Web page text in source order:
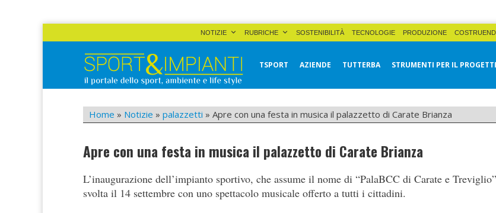
NOTIZIE RUBRICHE SOSTENIBILITÀ TECNOLOGIE PRODUZIONE
Sport&Impianti
TSPORT AZIENDE TUTTERBA STRUMENTI PER IL
Home » Notizie » palazzetti » Apre con una festa in musica il palazzetto di Carate Brianza
Apre con una festa in musica il palazzetto di Carate Brianza
L’inaugurazione dell’impianto sportivo, che assume il nome di “PalaBCC di Carate e
svolta il 14 settembre con uno spettacolo musicale offerto a tutti i cittadini.